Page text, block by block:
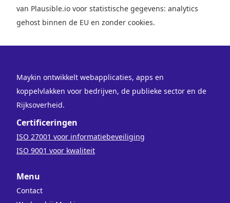
van Plausible.io voor statistische gegevens: analytics
gehost binnen de EU en zonder cookies.
Maykin ontwikkelt webapplicaties, apps en
koppelvlakken voor bedrijven, de publieke sector en de
Rijksoverheid.
Certificeringen
ISO 27001 voor informatiebeveiliging
ISO 9001 voor kwaliteit
Menu
Contact